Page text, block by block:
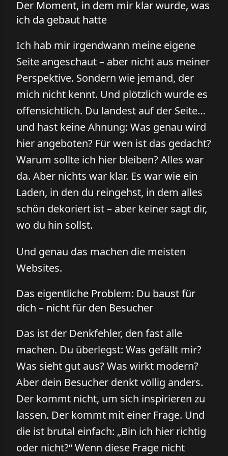
Der Moment, in dem mir klar wurde, was
ich da gebaut hatte
Ich hab mir irgendwann meine eigene
Seite angeschaut – aber nicht aus meiner
Perspektive. Sondern wie jemand, der
mich nicht kennt. Und plötzlich wurde es
offensichtlich. Du landest auf der Seite…
und hast keine Ahnung: Was genau wird
hier angeboten? Für wen ist das gedacht?
Warum sollte ich hier bleiben? Alles war
da. Aber nichts war klar. Es war wie ein
Laden, in den du reingehst, in dem alles
schön dekoriert ist – aber keiner sagt dir,
wo du hin sollst.
Und genau das machen die meisten
Websites.
Das eigentliche Problem: Du baust für
dich – nicht für den Besucher
Das ist der Denkfehler, den fast alle
machen. Du überlegst: Was gefällt mir?
Was sieht gut aus? Was wirkt modern?
Aber dein Besucher denkt völlig anders.
Der kommt nicht, um sich inspirieren zu
lassen. Der kommt mit einer Frage. Und
die ist brutal einfach: „Bin ich hier richtig
oder nicht?“ Wenn diese Frage nicht